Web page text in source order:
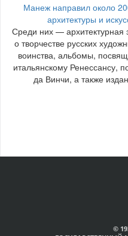
Манеж направил около
архитектуры и
Среди них — архитектурная
о творчестве русских
воинства, альбомы,
итальянскому Ренессансу,
да Винчи, а также
©